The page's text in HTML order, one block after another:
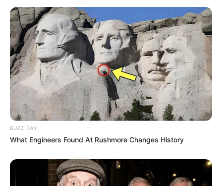
A Fidesz koporsójába szög lehet –
de a munka most kezdődik
A címben szereplő „utolsó szög” erős, bulváros
kép, és politikailag érthető is: ilyen számok mellett
a Fidesz egykori legyőzhetetlenségi mítosza végleg
összeomlani látszik. De a valóságban a régi
rendszer lebontása nem egy grafikonon dől el.
része most Magyar Péteréktől várja a folytatást. A
valódi próba az lesz, hogy a Tisza-kormány képes-
BUZZ DAY
What Engineers Found At Rushmore Changes History